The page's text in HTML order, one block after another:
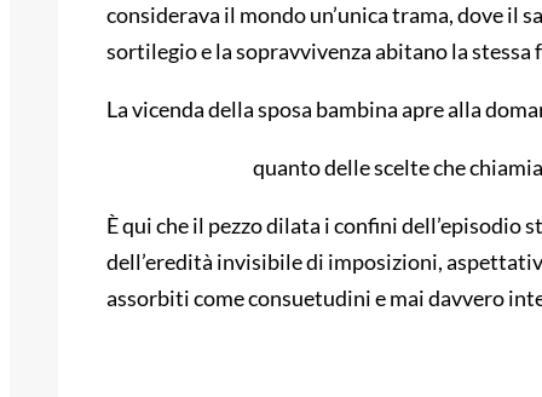
considerava il mondo un’unica trama, dove il
sortilegio e la sopravvivenza abitano la stessa
La vicenda della sposa bambina apre alla
quanto delle scelte che
È qui che il pezzo dilata i confini dell’episodio
dell’eredità invisibile di imposizioni,
assorbiti come consuetudini e mai davvero